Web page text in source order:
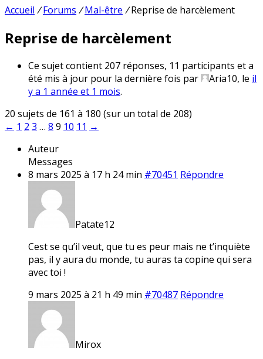
Accueil / Forums / Mal-être / Reprise de harcèlement
Reprise de harcèlement
Ce sujet contient 207 réponses, 11 participants et a
été mis à jour pour la dernière fois par
Aria10, le il
y a 1 année et 1 mois.
20 sujets de 161 à 180 (sur un total de 208)
← 1 2 3 … 8 9 10 11 →
Auteur
Messages
8 mars 2025 à 17 h 24 min #70451 Répondre
Patate12
Cest se qu’il veut, que tu es peur mais ne t’inquiète
pas, il y aura du monde, tu auras ta copine qui sera
avec toi !
9 mars 2025 à 21 h 49 min #70487 Répondre
Mirox